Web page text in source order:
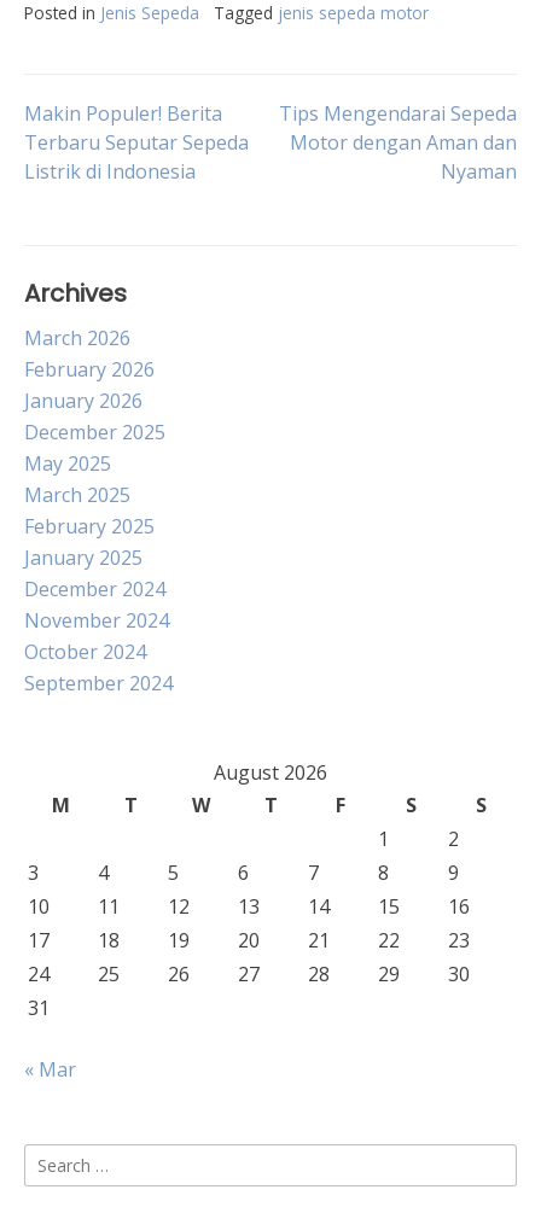
Posted in Jenis Sepeda Tagged jenis sepeda motor
Post
navigation
Makin Populer! Berita
Terbaru Seputar Sepeda
Listrik di Indonesia
Tips Mengendarai Sepeda
Motor dengan Aman dan
Nyaman
Archives
March 2026
February 2026
January 2026
December 2025
May 2025
March 2025
February 2025
January 2025
December 2024
November 2024
October 2024
September 2024
August 2026
M
T W T F S
S
1
2
3
4 5 6 7 8
9
10
11 12 13 14 15
16
17
18 19 20 21 22
23
24
25 26 27 28 29
30
31
« Mar
Search
for: